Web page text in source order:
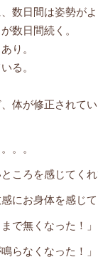
数日間は姿勢がよ
数日間続く。
り。
る。
体が修正されて
。。
ころを感じてく
にお身体を感じ
で無くなった！」
らなくなった！」